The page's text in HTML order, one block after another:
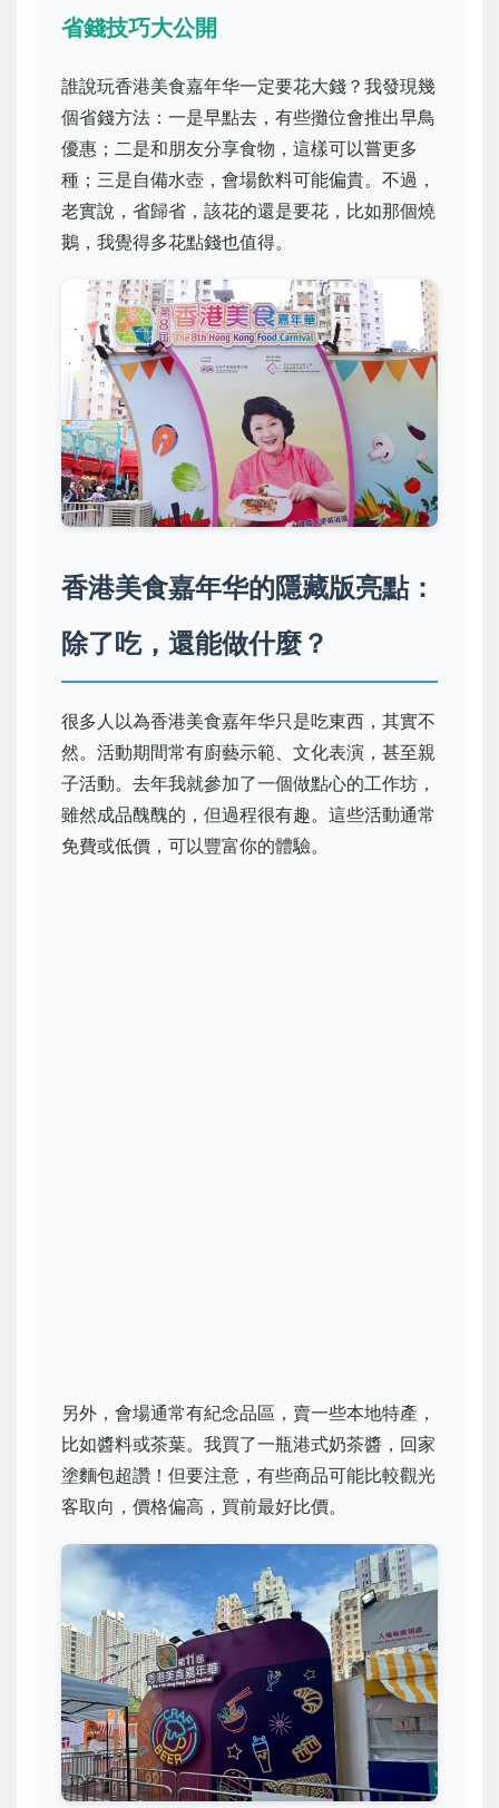
省錢技巧大公開
誰說玩香港美食嘉年华一定要花大錢？我發現幾
個省錢方法：一是早點去，有些攤位會推出早鳥
優惠；二是和朋友分享食物，這樣可以嘗更多
種；三是自備水壺，會場飲料可能偏貴。不過，
老實說，省歸省，該花的還是要花，比如那個燒
鵝，我覺得多花點錢也值得。
香港美食嘉年华的隱藏版亮點：
除了吃，還能做什麼？
很多人以為香港美食嘉年华只是吃東西，其實不
然。活動期間常有廚藝示範、文化表演，甚至親
子活動。去年我就參加了一個做點心的工作坊，
雖然成品醜醜的，但過程很有趣。這些活動通常
免費或低價，可以豐富你的體驗。
另外，會場通常有紀念品區，賣一些本地特產，
比如醬料或茶葉。我買了一瓶港式奶茶醬，回家
塗麵包超讚！但要注意，有些商品可能比較觀光
客取向，價格偏高，買前最好比價。